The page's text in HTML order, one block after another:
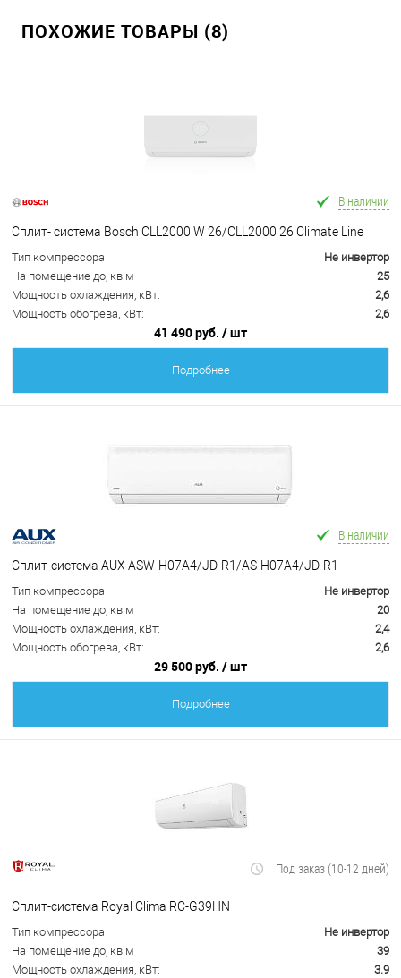
ПОХОЖИЕ ТОВАРЫ (8)
В наличии
Сплит- система Bosch CLL2000 W 26/CLL2000 26 Climate Line
Тип компрессора
Не инвертор
На помещение до, кв.м
25
Мощность охлаждения, кВт:
2,6
Мощность обогрева, кВт:
2,6
41 490 руб. / шт
Подробнее
В наличии
Сплит-система AUX ASW-H07A4/JD-R1/AS-H07A4/JD-R1
Тип компрессора
Не инвертор
На помещение до, кв.м
20
Мощность охлаждения, кВт:
2,4
Мощность обогрева, кВт:
2,6
29 500 руб. / шт
Подробнее
Под заказ (10-12 дней)
Сплит-система Royal Clima RC-G39HN
Тип компрессора
Не инвертор
На помещение до, кв.м
39
Мощность охлаждения, кВт:
3.9